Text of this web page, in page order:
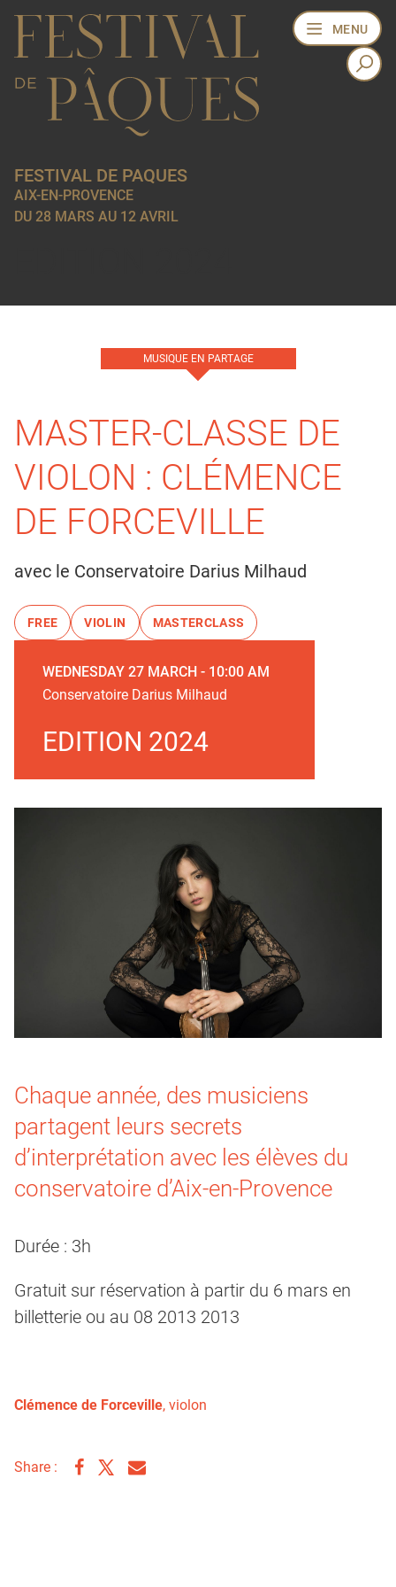
MENU
FESTIVAL DE PAQUES
AIX-EN-PROVENCE
DU 28 MARS AU 12 AVRIL
MUSIQUE EN PARTAGE
MASTER-CLASSE DE
VIOLON : CLÉMENCE
DE FORCEVILLE
avec le Conservatoire Darius Milhaud
FREE VIOLIN MASTERCLASS
WEDNESDAY 27 MARCH - 10:00 AM
Conservatoire Darius Milhaud
EDITION 2024
Chaque année, des musiciens
partagent leurs secrets
d’interprétation avec les élèves du
conservatoire d’Aix-en-Provence
Durée : 3h
Gratuit sur réservation à partir du 6 mars en
billetterie ou au 08 2013 2013
Clémence de Forceville, violon
Share :